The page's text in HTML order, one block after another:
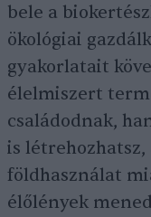
bele a
ökológiai
gyakorlatait
élelmiszert
családodnak,
is
földhasználat
élőlények